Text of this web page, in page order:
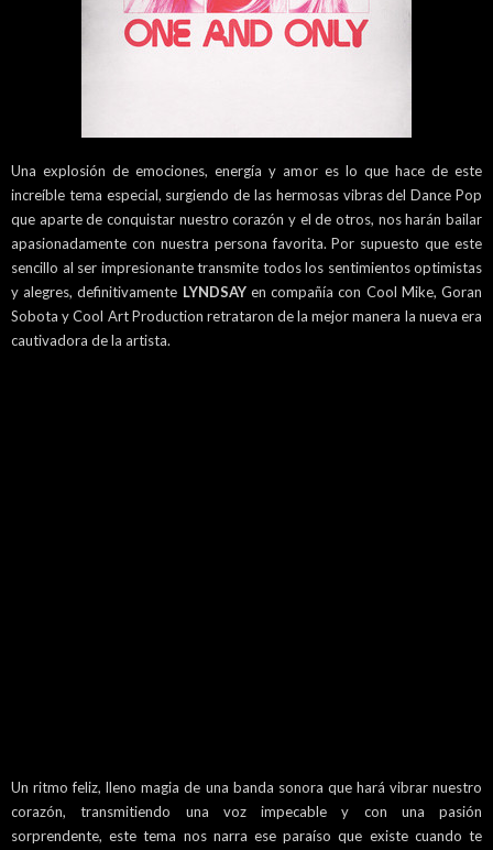
Una explosión de emociones, energía y amor es lo que hace de este
increíble tema especial, surgiendo de las hermosas vibras del Dance Pop
que aparte de conquistar nuestro corazón y el de otros, nos harán bailar
apasionadamente con nuestra persona favorita. Por supuesto que este
sencillo al ser impresionante transmite todos los sentimientos optimistas
y alegres, definitivamente LYNDSAY en compañía con Cool Mike, Goran
Sobota y Cool Art Production retrataron de la mejor manera la nueva era
cautivadora de la artista.
Un ritmo feliz, lleno magia de una banda sonora que hará vibrar nuestro
corazón, transmitiendo una voz impecable y con una pasión
sorprendente, este tema nos narra ese paraíso que existe cuando te